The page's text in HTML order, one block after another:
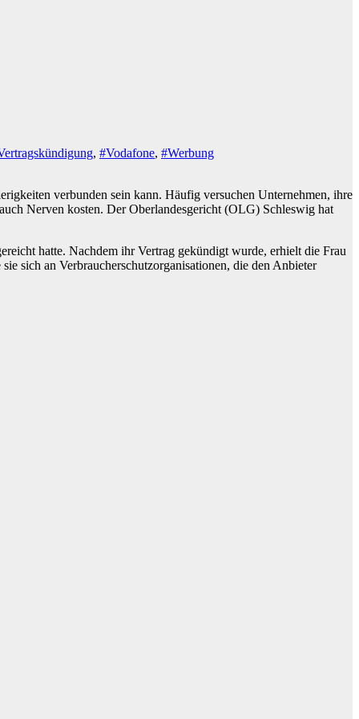
, #Vodafone, #Werbung
verbunden sein kann. Häufig versuchen Unternehmen, ihre
Nerven kosten. Der Oberlandesgericht (OLG) Schleswig hat
hatte. Nachdem ihr Vertrag gekündigt wurde, erhielt die Frau
sich an Verbraucherschutzorganisationen, die den Anbieter